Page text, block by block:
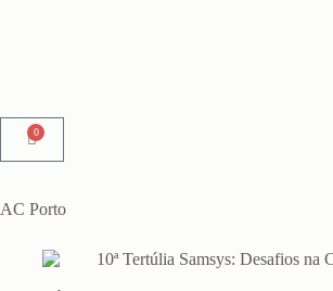
0
AC Porto